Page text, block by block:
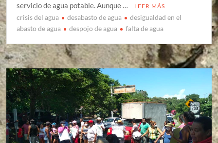
servicio de agua potable. Aunque …
LEER MÁS
crisis del agua desabasto de agua
desigualdad en el
abasto de agua
despojo de agua falta de agua